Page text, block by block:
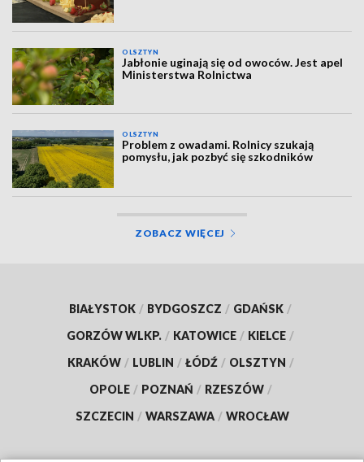
OLSZTYN
Jabłonie uginają się od owoców. Jest apel
Ministerstwa Rolnictwa
OLSZTYN
Problem z owadami. Rolnicy szukają
pomysłu, jak pozbyć się szkodników
ZOBACZ WIĘCEJ
BIAŁYSTOK / BYDGOSZCZ / GDAŃSK /
GORZÓW WLKP. / KATOWICE / KIELCE /
KRAKÓW / LUBLIN / ŁÓDŹ / OLSZTYN /
OPOLE / POZNAŃ / RZESZÓW /
SZCZECIN / WARSZAWA / WROCŁAW